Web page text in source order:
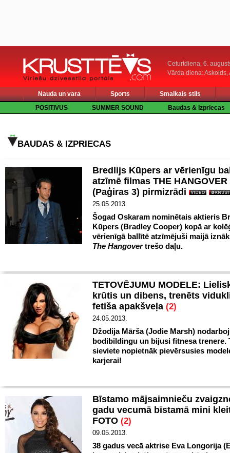
Ceturtdiena, 6.
Vārda diena: Askolds,
Nauda un vara Sports
Smalkais stils
POSITIVUS
SUMMER SOUND Baudas & izpriecas
BAUDAS & IZPRIECAS
Bredlijs Kūpers ar vērienīgu
atzīmē filmas THE HANGOVER
(Paģiras 3) pirmizrādi
25.05.2013.
Šogad Oskaram nominētais aktieris
Kūpers (Bradley Cooper) kopā ar
vērienīgā ballītē atzīmējuši maijā
The Hangovertrešo daļu.
TETOVĒJUMU MODELE:
krūtis un dibens, trenēts
fetiša apakšveļa (2)
24.05.2013.
Džodija Mārša (Jodie Marsh)
bodibildingu un bijusi fitnesa trenere.
sieviete nopietnāk pievērsusies
karjerai!
Bīstamo mājsaimnieču
gadu vecumā bīstamā mini
FOTO (2)
09.05.2013.
38 gadus vecā aktrise Eva Longorija